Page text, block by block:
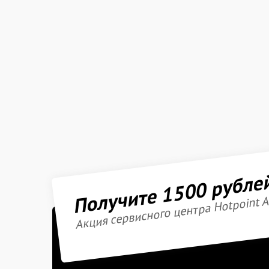
Получите 1500
Акция сервисного центра Hotpoint